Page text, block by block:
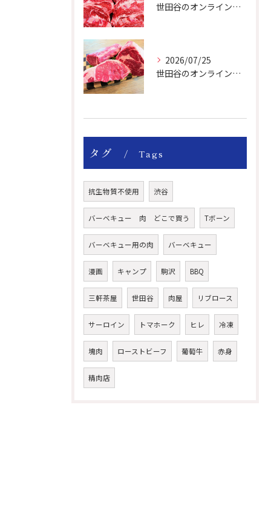
世田谷のオンライン肉屋は厳選輸入牛を取り扱っています。
2026/07/25
世田谷のオンライン肉屋の輸入牛は特別です。
タグ Tags
抗生物質不使用 渋谷
バーベキュー 肉 どこで買う Tボーン
バーベキュー用の肉 バーベキュー
漫画 キャンプ 駒沢 BBQ
三軒茶屋 世田谷 肉屋 リブロース
サーロイン トマホーク ヒレ 冷凍
塊肉 ローストビーフ 葡萄牛 赤身
精肉店